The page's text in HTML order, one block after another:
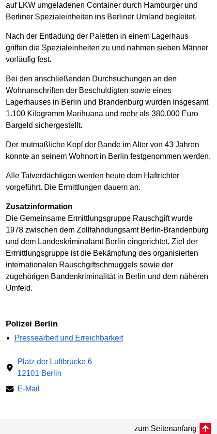
auf LKW umgeladenen Container durch Hamburger und
Berliner Spezialeinheiten ins Berliner Umland begleitet.
Nach der Entladung der Paletten in einem Lagerhaus
griffen die Spezialeinheiten zu und nahmen sieben Männer
vorläufig fest.
Bei den anschließenden Durchsuchungen an den
Wohnanschriften der Beschuldigten sowie eines
Lagerhauses in Berlin und Brandenburg wurden insgesamt
1.100 Kilogramm Marihuana und mehr als 380.000 Euro
Bargeld sichergestellt.
Der mutmaßliche Kopf der Bande im Alter von 43 Jahren
konnte an seinem Wohnort in Berlin festgenommen werden.
Alle Tatverdächtigen werden heute dem Haftrichter
vorgeführt. Die Ermittlungen dauern an.
Zusatzinformation
Die Gemeinsame Ermittlungsgruppe Rauschgift wurde
1978 zwischen dem Zollfahndungsamt Berlin-Brandenburg
und dem Landeskriminalamt Berlin eingerichtet. Ziel der
Ermittlungsgruppe ist die Bekämpfung des organisierten
internationalen Rauschgiftschmuggels sowie der
zugehörigen Bandenkriminalität in Berlin und dem näheren
Umfeld.
Polizei Berlin
Pressearbeit und Erreichbarkeit
Platz der Luftbrücke 6
12101 Berlin
E-Mail
zum Seitenanfang